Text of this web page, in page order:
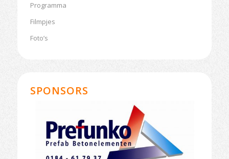
Programma
Filmpjes
Foto’s
SPONSORS